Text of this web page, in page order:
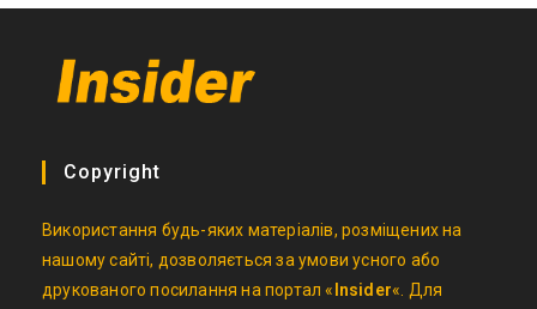
Copyright
Використання будь-яких матеріалів, розміщених на
нашому сайті, дозволяється за умови усного або
друкованого посилання на портал «Insider«. Для